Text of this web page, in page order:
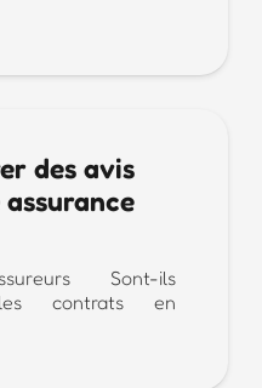
des avis
Sont-ils
contrats en